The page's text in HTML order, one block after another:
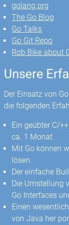
golang.org
The Go Blog
Go Talks
Go Git Repo
Rob Bike about
Unsere
Der Einsatz von
die folgenden
Ein geübter C/
ca. 1 Monat.
Mit Go können
lösen.
Der einfache
Die Umstellung
Go Interfaces
Einen
von Java her